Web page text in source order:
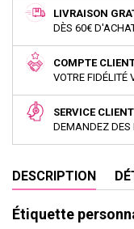
LIVRAISON
DÈS 60€
COMPTE
VOTRE FIDÉLITÉ
SERVICE
DEMANDEZ DES
DESCRIPTION
Étiquette